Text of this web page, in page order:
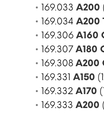
169.033 A200
169.034 A200
169.306 A160
169.307 A180
169.308 A200
169.331 A150
169.332 A170
169.333 A200